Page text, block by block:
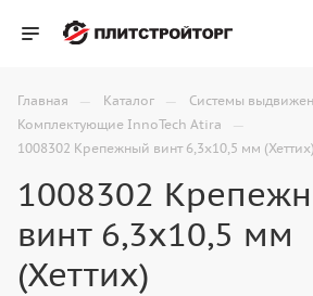
Главная — Каталог — Системы
Комплектующие InnoTech Atira —
1008302 Крепежный винт 6,3х10,5 мм (Хеттих)
1008302
винт 6,3х10,5 мм
(Хеттих)